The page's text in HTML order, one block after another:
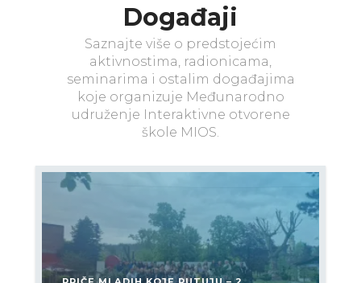
Događaji
Saznajte više o predstojećim
aktivnostima, radionicama,
seminarima i ostalim događajima
koje organizuje Međunarodno
udruženje Interaktivne otvorene
škole MIOS.